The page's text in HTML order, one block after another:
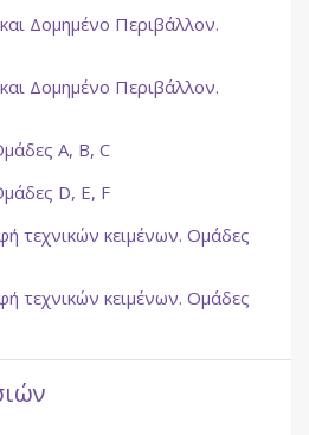
Δομημένο Περιβάλλον.
2
Δομημένο Περιβάλλον.
2
Α, Β, C
Turnitin Assignment 2
D, E, FTurnitin Assignment 2
τεχνικών κειμένων. Ομάδες
2
τεχνικών κειμένων. Ομάδες
2